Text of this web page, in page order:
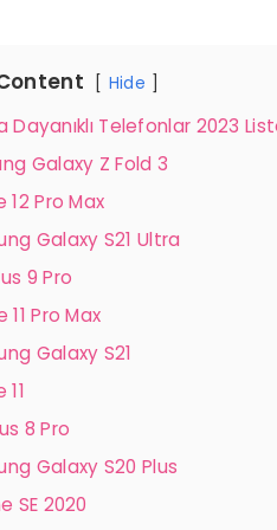
Hide
Dayanıklı Telefonlar 2023
Galaxy Z Fold 3
12 Pro Max
Galaxy S21 Ultra
9 Pro
11 Pro Max
Galaxy S21
8 Pro
Galaxy S20 Plus
SE 2020